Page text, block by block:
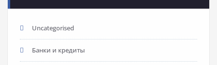
Uncategorised
Банки и кредиты